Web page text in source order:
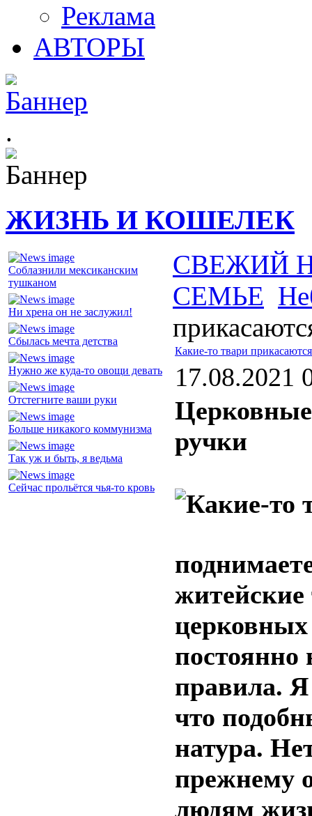
Реклама
АВТОРЫ
.
ЖИЗНЬ И КОШЕЛЕК
Соблазнили мексиканским
тушканом
Ни хрена он не заслужил!
Сбылась мечта детства
Нужно же куда-то овощи девать
Отстегните ваши руки
Больше никакого коммунизма
Так уж и быть, я ведьма
Сейчас прольётся чья-то кровь
СВЕЖИЙ
СЕМЬЕ
Какие-то твари
17.08.2021
ручки
постоянно
правила. Я
что
натура.
прежнему
людям